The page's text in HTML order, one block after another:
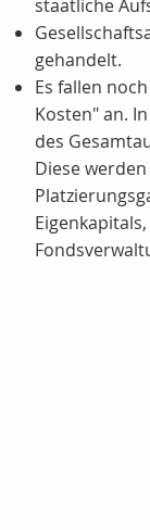
staatliche
gehandelt.
Es fallen
Kosten" an.
des
Diese